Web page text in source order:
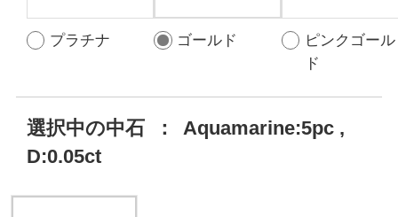
プラチナ ゴールド
ピンクゴール
ド
選択中の中石 ：
Aquamarine:5pc ,
D:0.05ct